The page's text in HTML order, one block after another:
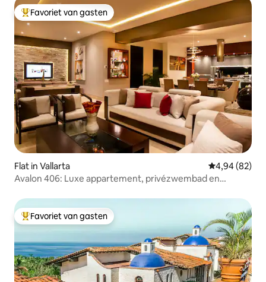
Topfavoriet van gasten
Favoriet van gasten
Flat in Vallarta Gemiddelde
4,94 (82)
Avalon 406: Luxe appartement, privézwembad en
Topfavoriet van gasten
Favoriet van gasten